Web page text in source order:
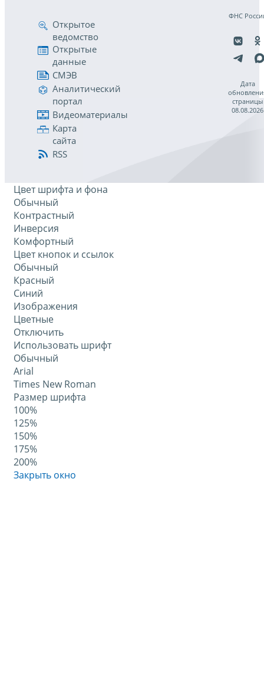
Открытое
ведомство
Открытые
данные
СМЭВ
Аналитический
портал
Видеоматериалы
Карта
сайта
RSS
ФНС
Дата
страницы
08.08.2026
Цвет шрифта и фона
Обычный
Контрастный
Инверсия
Комфортный
Цвет кнопок и ссылок
Обычный
Красный
Синий
Изображения
Цветные
Отключить
Использовать шрифт
Обычный
Arial
Times New Roman
Размер шрифта
100%
125%
150%
175%
200%
Закрыть окно